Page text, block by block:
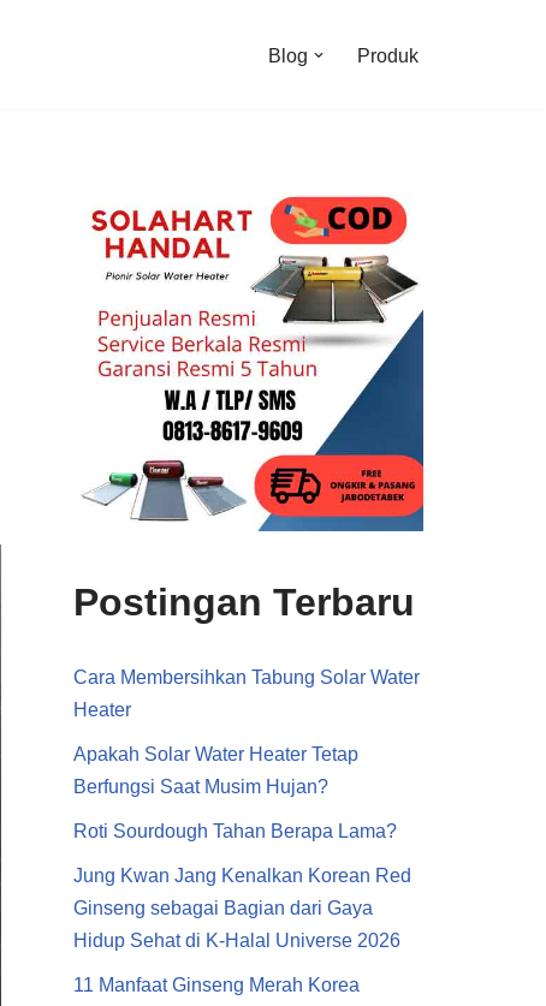
Blog Produk
Postingan Terbaru
Cara Membersihkan Tabung Solar Water
Heater
Apakah Solar Water Heater Tetap
Berfungsi Saat Musim Hujan?
Roti Sourdough Tahan Berapa Lama?
Jung Kwan Jang Kenalkan Korean Red
Ginseng sebagai Bagian dari Gaya
Hidup Sehat di K-Halal Universe 2026
11 Manfaat Ginseng Merah Korea